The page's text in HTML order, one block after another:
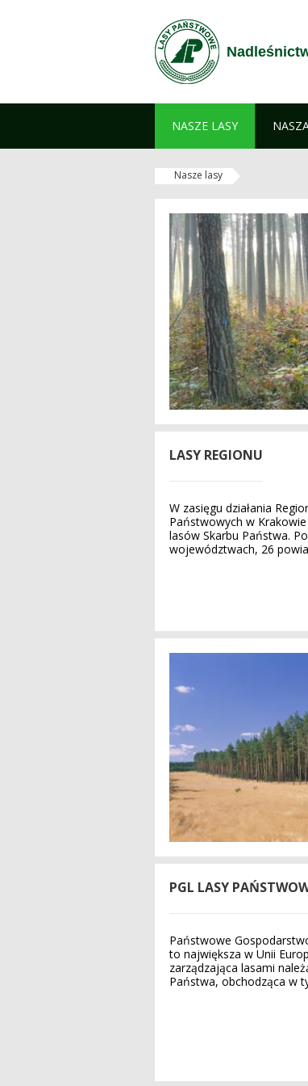
NASZE LASY
Nasze lasy
LASY REGIONU
W zasięgu działania
Państwowych w
lasów Skarbu Państwa.
województwach, 26
PGL LASY
Państwowe
to największa w Unii
zarządzająca lasami
Państwa, obchodząca w